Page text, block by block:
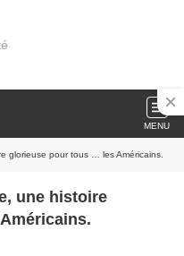
MENU
glorieuse pour tous … les Américains.
une histoire